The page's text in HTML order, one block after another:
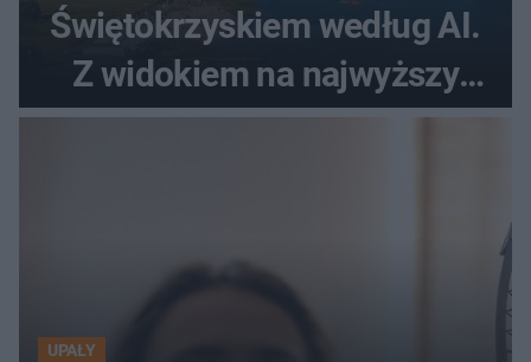
Świętokrzyskiem według AI.
Z widokiem na najwyższy
szczyt Gór Świętokrzyskich
UPAŁY